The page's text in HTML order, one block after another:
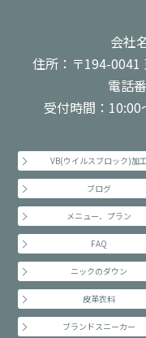
会社
住所：〒194-0041
電話
受付時間：10:00
VB(ウイルスブロック)加工
ブログ
メニュー、プラン
FAQ
ニックのダウン
皮革衣料
ブランドスニーカー